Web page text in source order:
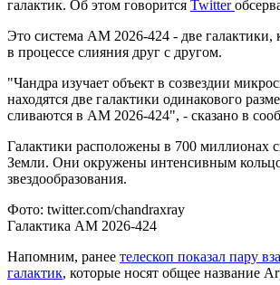
галактик. Об этом говорится Twitter
Это система AM 2026-424 - две галактики,
в процессе слияния друг с другом.
"Чандра изучает объект в созвездии
находятся две галактики одинакового
сливаются в AM 2026-424", - сказано в
Галактики расположены в 700 миллионах
Земли. Они окружены интенсивным
звездообразования.
Фото: twitter.com/chandraxray
Галактика AM 2026-424
Напомним, ранее телескоп показал пару
галактик, которые носят общее название